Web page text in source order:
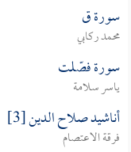
سورة ق
محمد ركابي
سورة فصّلت
ياسر سلامة
أناشيد صلاح الدين [3]
فرقة الاعتصام